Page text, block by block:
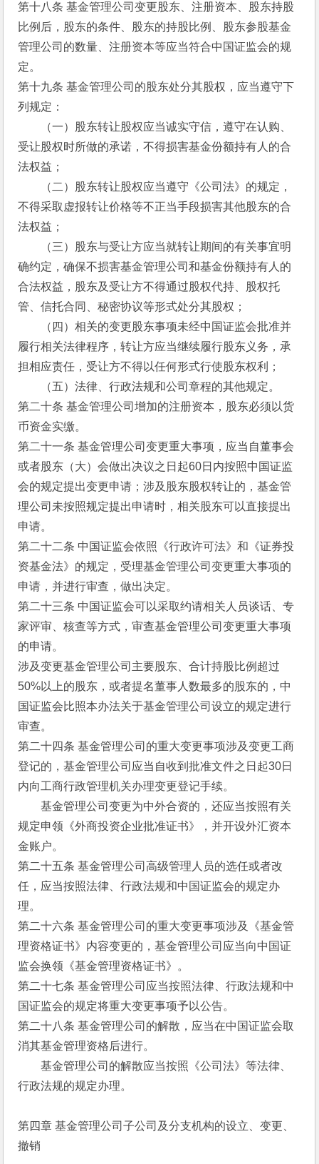
第十八条 基金管理公司变更股东、注册资本、股东持股
比例后，股东的条件、股东的持股比例、股东参股基金
管理公司的数量、注册资本等应当符合中国证监会的规
定。
第十九条 基金管理公司的股东处分其股权，应当遵守下
列规定：
（一）股东转让股权应当诚实守信，遵守在认购、
受让股权时所做的承诺，不得损害基金份额持有人的合
法权益；
（二）股东转让股权应当遵守《公司法》的规定，
不得采取虚报转让价格等不正当手段损害其他股东的合
法权益；
（三）股东与受让方应当就转让期间的有关事宜明
确约定，确保不损害基金管理公司和基金份额持有人的
合法权益，股东及受让方不得通过股权代持、股权托
管、信托合同、秘密协议等形式处分其股权；
（四）相关的变更股东事项未经中国证监会批准并
履行相关法律程序，转让方应当继续履行股东义务，承
担相应责任，受让方不得以任何形式行使股东权利；
（五）法律、行政法规和公司章程的其他规定。
第二十条 基金管理公司增加的注册资本，股东必须以货
币资金实缴。
第二十一条 基金管理公司变更重大事项，应当自董事会
或者股东（大）会做出决议之日起60日内按照中国证监
会的规定提出变更申请；涉及股东股权转让的，基金管
理公司未按照规定提出申请时，相关股东可以直接提出
申请。
第二十二条 中国证监会依照《行政许可法》和《证券投
资基金法》的规定，受理基金管理公司变更重大事项的
申请，并进行审查，做出决定。
第二十三条 中国证监会可以采取约请相关人员谈话、专
家评审、核查等方式，审查基金管理公司变更重大事项
的申请。
涉及变更基金管理公司主要股东、合计持股比例超过
50%以上的股东，或者提名董事人数最多的股东的，中
国证监会比照本办法关于基金管理公司设立的规定进行
审查。
第二十四条 基金管理公司的重大变更事项涉及变更工商
登记的，基金管理公司应当自收到批准文件之日起30日
内向工商行政管理机关办理变更登记手续。
基金管理公司变更为中外合资的，还应当按照有关
规定申领《外商投资企业批准证书》，并开设外汇资本
金账户。
第二十五条 基金管理公司高级管理人员的选任或者改
任，应当按照法律、行政法规和中国证监会的规定办
理。
第二十六条 基金管理公司的重大变更事项涉及《基金管
理资格证书》内容变更的，基金管理公司应当向中国证
监会换领《基金管理资格证书》。
第二十七条 基金管理公司应当按照法律、行政法规和中
国证监会的规定将重大变更事项予以公告。
第二十八条 基金管理公司的解散，应当在中国证监会取
消其基金管理资格后进行。
基金管理公司的解散应当按照《公司法》等法律、
行政法规的规定办理。
第四章 基金管理公司子公司及分支机构的设立、变更、
撤销